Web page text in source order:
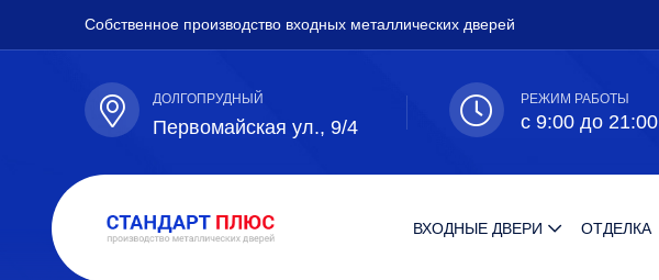
Собственное производство входных металлических дверей
ДОЛГОПРУДНЫЙ
Первомайская ул., 9/4
РЕЖИМ РАБОТЫ
с 9:00 до 21:00
ВХОДНЫЕ ДВЕРИ ОТДЕЛКА